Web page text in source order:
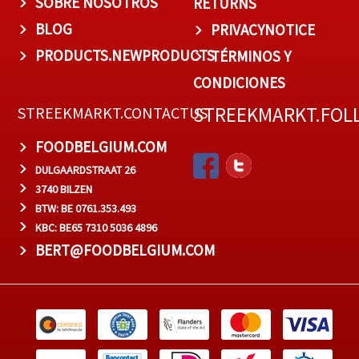
BLOG
PRODUCTS.NEWPRODUCTS
PRIVACYNOTICE
TÉRMINOS Y
CONDICIONES
STREEKMARKT.CONTACTUS
FOODBELGIUM.COM
DULGAARDSTRAAT 26
3740 BILZEN
BTW: BE 0761.353.493
KBC: BE65 7310 5036 4896
BERT@FOODBELGIUM.COM